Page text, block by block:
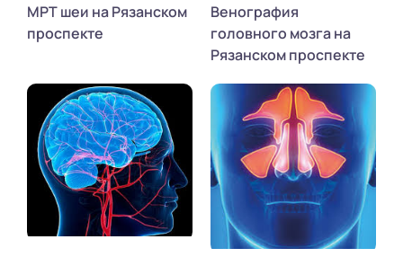
МРТ шеи на Рязанском
проспекте
Венография
головного мозга на
Рязанском проспекте